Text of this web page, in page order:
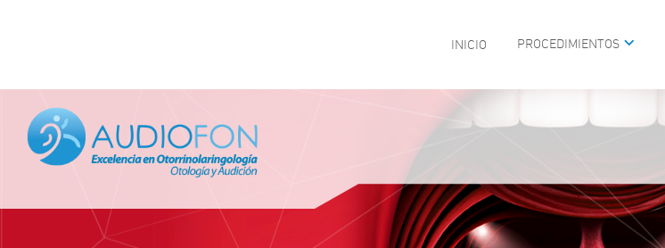
INICIO PROCEDIMIENTOS
PEDIATRIA
IMPLANTES DE OÍDO
LARINGOLOGÍA
OTORRINOLARINGOLOGÍA PEDIÁTRICA